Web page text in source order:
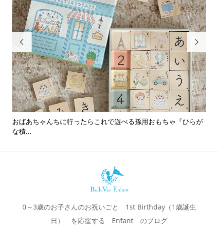

おばあちゃんちに行ったらこれで遊べる孫用おもちゃ『ひらが
な積...

0～3歳のお子さんのお祝いごと 1st Birthday（1歳誕生
日） を応援する Enfant のブログ